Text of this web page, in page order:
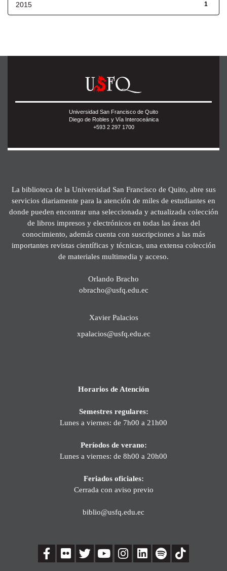
1
2015
Universidad San Francisco de Quito
Diego de Robles y Vía Interoceánica
+593 2 297 1700
La biblioteca de la Universidad San Francisco de Quito, abre sus
servicios diariamente para la atención de miles de estudiantes en
donde pueden encontrar una seleccionada y actualizada colección
de libros impresos y electrónicos en todas las áreas del
conocimiento, además cuenta con suscripciones a las más
importantes revistas científicas y técnicas, una extensa colección
de materiales multimedia y acceso.
Orlando Bracho
obracho@usfq.edu.ec
Xavier Palacios
xpalacios@usfq.edu.ec
Horarios de Atención
Semestres regulares:
Lunes a viernes: de 7h00 a 21h00
Períodos de verano:
Lunes a viernes: de 8h00 a 20h00
Feriados oficiales:
Cerrada con aviso previo
biblio@usfq.edu.ec